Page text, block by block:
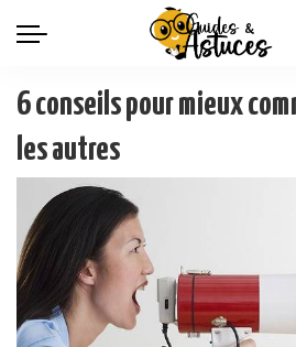
6 conseils pour mieux
les autres